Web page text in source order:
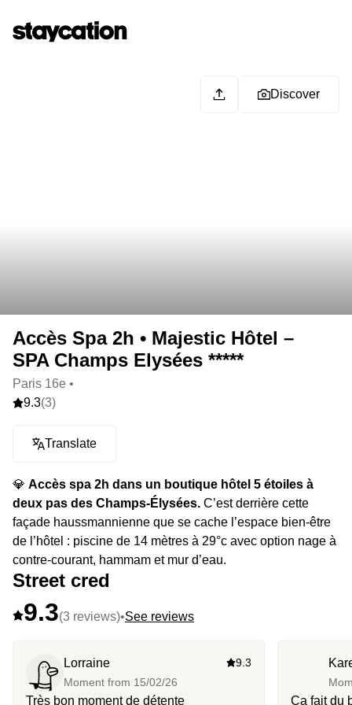
Discover
Accès Spa 2h • Majestic Hôtel –
SPA Champs Elysées *****
Paris 16e •
9.3(3)
Translate
💎 Accès spa 2h dans un boutique hôtel 5 étoiles à
deux pas des Champs-Élysées. C’est derrière cette
façade haussmannienne que se cache l’espace bien-être
de l’hôtel : piscine de 14 mètres à 29°c avec option nage à
contre-courant, hammam et mur d’eau.
Street cred
9.3(3 reviews)•See reviews
Lorraine
Moment from 15/02/26
9.3
Très bon moment de détente Ça fait du